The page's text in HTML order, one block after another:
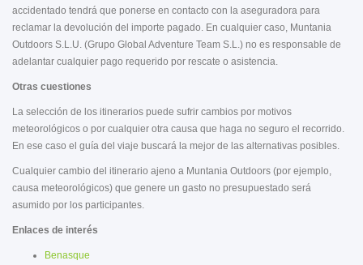
accidentado tendrá que ponerse en contacto con la aseguradora para
reclamar la devolución del importe pagado. En cualquier caso, Muntania
Outdoors S.L.U. (Grupo Global Adventure Team S.L.) no es responsable de
adelantar cualquier pago requerido por rescate o asistencia.
Otras cuestiones
La selección de los itinerarios puede sufrir cambios por motivos
meteorológicos o por cualquier otra causa que haga no seguro el recorrido.
En ese caso el guía del viaje buscará la mejor de las alternativas posibles.
Cualquier cambio del itinerario ajeno a Muntania Outdoors (por ejemplo,
causa meteorológicos) que genere un gasto no presupuestado será
asumido por los participantes.
Enlaces de interés
Benasque